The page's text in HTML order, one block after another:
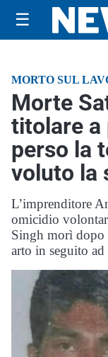
☰
MORTO SUL
Morte
titolare a
perso la
voluto la
L’imprenditore
omicidio
Singh morì dopo
arto in seguito